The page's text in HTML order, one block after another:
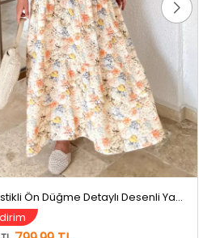
Bilek Lastikli Ön Düğme Detaylı Desenli Yazlık Tesettür Elbise Kremorange
799,99 TL